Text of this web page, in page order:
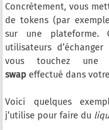
Concrètement, vous
de tokens (par exemple
sur une plateforme.
utilisateurs
vous touchez une
swap effectué dans
Voici quelques
j’utilise pour faire du